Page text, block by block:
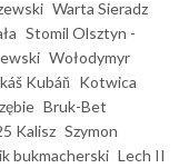
Warta Sieradz
Stomil Olsztyn -
Wołodymyr
Kubáň Kotwica
Bruk-Bet
Kalisz Szymon
bukmacherski Lech II